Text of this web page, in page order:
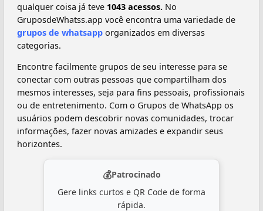
qualquer coisa já teve 1043 acessos. No
GruposdeWhatss.app você encontra uma variedade de
grupos de whatsapp organizados em diversas
categorias.
Encontre facilmente grupos de seu interesse para se
conectar com outras pessoas que compartilham dos
mesmos interesses, seja para fins pessoais, profissionais
ou de entretenimento. Com o Grupos de WhatsApp os
usuários podem descobrir novas comunidades, trocar
informações, fazer novas amizades e expandir seus
horizontes.
💰Patrocinado
Gere links curtos e QR Code de forma
rápida.